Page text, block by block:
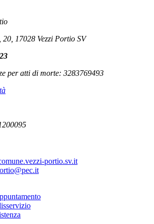
17028 Vezzi Portio SV
per atti di morte: 3283769493
portio.sv.it